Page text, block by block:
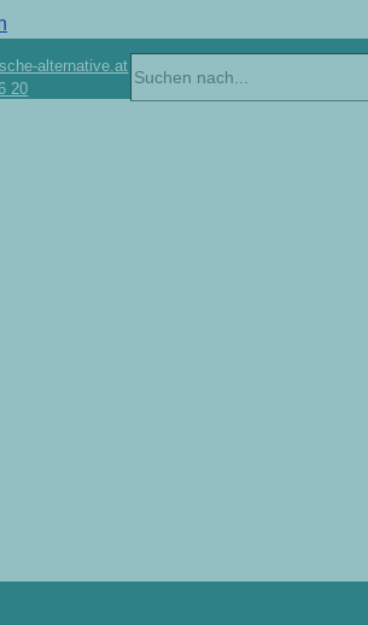
alternative.at
20